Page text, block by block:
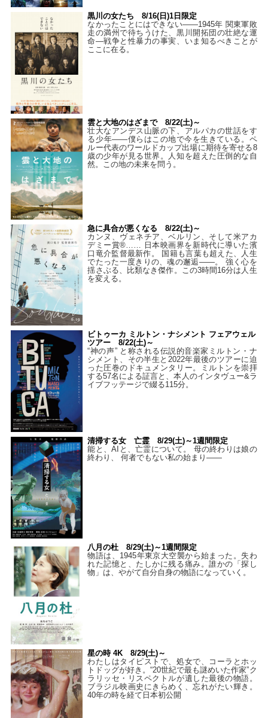
黒川の女たち 8/16(日)1日限定
なかったことにはできない——1945年 関東軍敗
走の満州で待ちうけた、黒川開拓団の壮絶な運
命―戦争と性暴力の事実、いま知るべきことが
ここに在る。
雲と大地のはざまで 8/22(土)～
壮大なアンデス山脈の下、アルパカの世話をす
る少年――僕らはこの地で今を生きている。ペ
ルー代表のワールドカップ出場に期待を寄せる8
歳の少年が見る世界。人知を超えた圧倒的な自
然。この地の未来を問う。
急に具合が悪くなる 8/22(土)～
カンヌ、ヴェネチア、ベルリン、そして米アカ
デミー賞®…… 日本映画界を新時代に導いた濱
口竜介監督最新作。 国籍も言葉も超えた、人生
でたった一度きりの、魂の邂逅――。 強く心を
揺さぶる、比類なき傑作。この3時間16分は人生
を変える。
ビトゥーカ ミルトン・ナシメント フェアウェル
ツアー 8/22(土)～
“神の声” と称される伝説的音楽家ミルトン・ナ
シメント、その半生と2022年最後のツアーに迫
った圧巻のドキュメンタリー。ミルトンを崇拝
する57名による証言と、本人のインタヴュー&ラ
イブフッテージで綴る115分。
清掃する女 亡霊 8/29(土)～1週間限定
能と、AIと、亡霊について。 母の終わりは娘の
終わり、 何者でもない私の始まり――
八月の杜 8/29(土)～1週間限定
物語は、1945年東京大空襲から始まった。失わ
れた記憶と、たしかに残る痛み。誰かの「探し
物」は、やがて自分自身の物語になっていく。
星の時 4K 8/29(土)～
わたしはタイピストで、処⼥で、コーラとホッ
トドッグが好き。“20世紀で最も謎めいた作家”ク
ラリッセ・リスペクトルが遺した最後の物語。
ブラジル映画史にきらめく、忘れがたい輝き。
40年の時を経て⽇本初公開